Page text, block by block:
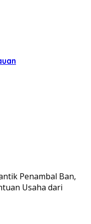
Penambal Ban,
Usaha dari